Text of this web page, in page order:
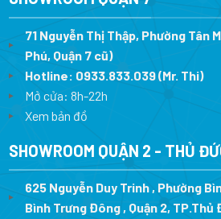
71 Nguyễn Thị Thập, Phường Tân
Phú, Quận 7 cũ)
Hotline: 0933.833.039(Mr. Thi)
Mở cửa: 8h-22h
Xem bản đồ
SHOWROOM QUẬN 2 - THỦ
625 Nguyễn Duy Trinh , Phường
Bình Trưng Đông , Quận 2, TP.Thủ